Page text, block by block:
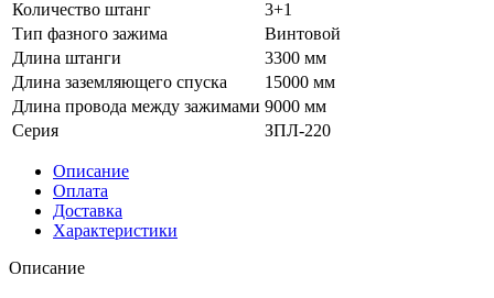
Количество штанг
3+1
Тип фазного зажима
Винтовой
Длина штанги
3300 мм
Длина заземляющего спуска
15000 мм
Длина провода между зажимами 9000 мм
Серия
ЗПЛ-220
Описание
Оплата
Доставка
Характеристики
Описание